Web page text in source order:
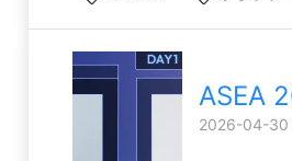
ASEA
2026-04-30